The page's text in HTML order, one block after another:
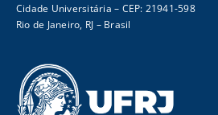
Cidade Universitária – CEP: 21941-598
Rio de Janeiro, RJ – Brasil